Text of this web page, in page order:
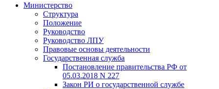
Министерство
Структура
Положение
Руководство
Руководство ЛПУ
Правовые основы деятельности
Государственная служба
Постановление правительства РФ от
05.03.2018 N 227
Закон РИ о государственной службе